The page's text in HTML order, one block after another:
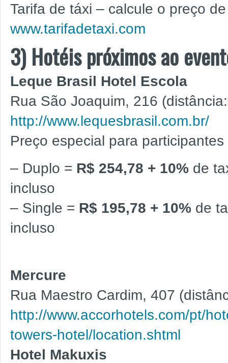
Tarifa de táxi – calcule o preço
www.tarifadetaxi.com
3) Hotéis próximos ao
Leque Brasil Hotel Escola
Rua São Joaquim, 216
http://www.lequesbrasil.com.br/
Preço especial para
– Duplo = R$ 254,78 + 10% de
incluso
– Single = R$ 195,78 + 10% de
incluso
Mercure
Rua Maestro Cardim, 407
http://www.accorhotels.com/pt/
towers-hotel/location.shtml
Hotel Makuxis